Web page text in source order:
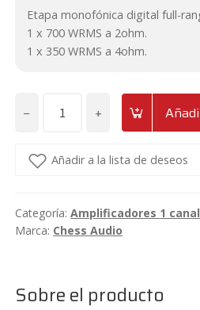
Etapa monofónica digital full-
1 x 700 WRMS a 2ohm.
1 x 350 WRMS a 4ohm.
−
Amplificador
canal
Chess
Audio
cantidad
+
Añadir a la lista de deseos
Categoría:Amplificadores 1 canal
Marca: Chess Audio
Sobre el producto